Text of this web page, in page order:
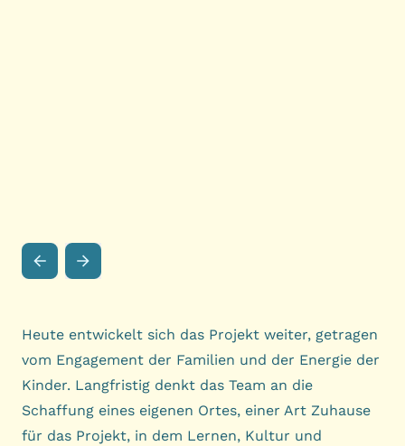
Heute entwickelt sich das Projekt weiter, getragen
vom Engagement der Familien und der Energie der
Kinder. Langfristig denkt das Team an die
Schaffung eines eigenen Ortes, einer Art Zuhause
für das Projekt, in dem Lernen, Kultur und